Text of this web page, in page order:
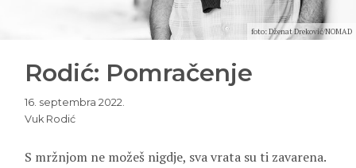
foto: Dženat Dreković/NOMAD
Rodić: Pomračenje
16. septembra 2022.
Vuk Rodić
S mržnjom ne možeš nigdje, sva vrata su ti zavarena.